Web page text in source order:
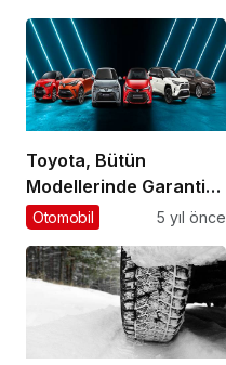
Toyota, Bütün
Modellerinde Garanti
Süresini Uzattı
Otomobil 5 yıl önce